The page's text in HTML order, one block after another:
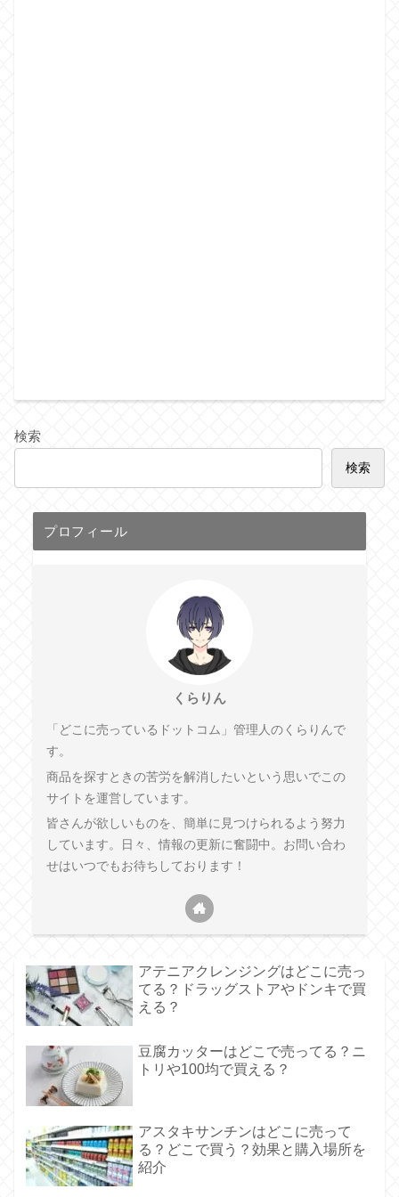
検索
検索
プロフィール
くらりん
「どこに売っているドットコム」管理人のくらりんで
す。
商品を探すときの苦労を解消したいという思いでこの
サイトを運営しています。
皆さんが欲しいものを、簡単に見つけられるよう努力
しています。日々、情報の更新に奮闘中。お問い合わ
せはいつでもお待ちしております！
アテニアクレンジングはどこに売っ
てる？ドラッグストアやドンキで買
える？
豆腐カッターはどこで売ってる？ニ
トリや100均で買える？
アスタキサンチンはどこに売って
る？どこで買う？効果と購入場所を
紹介